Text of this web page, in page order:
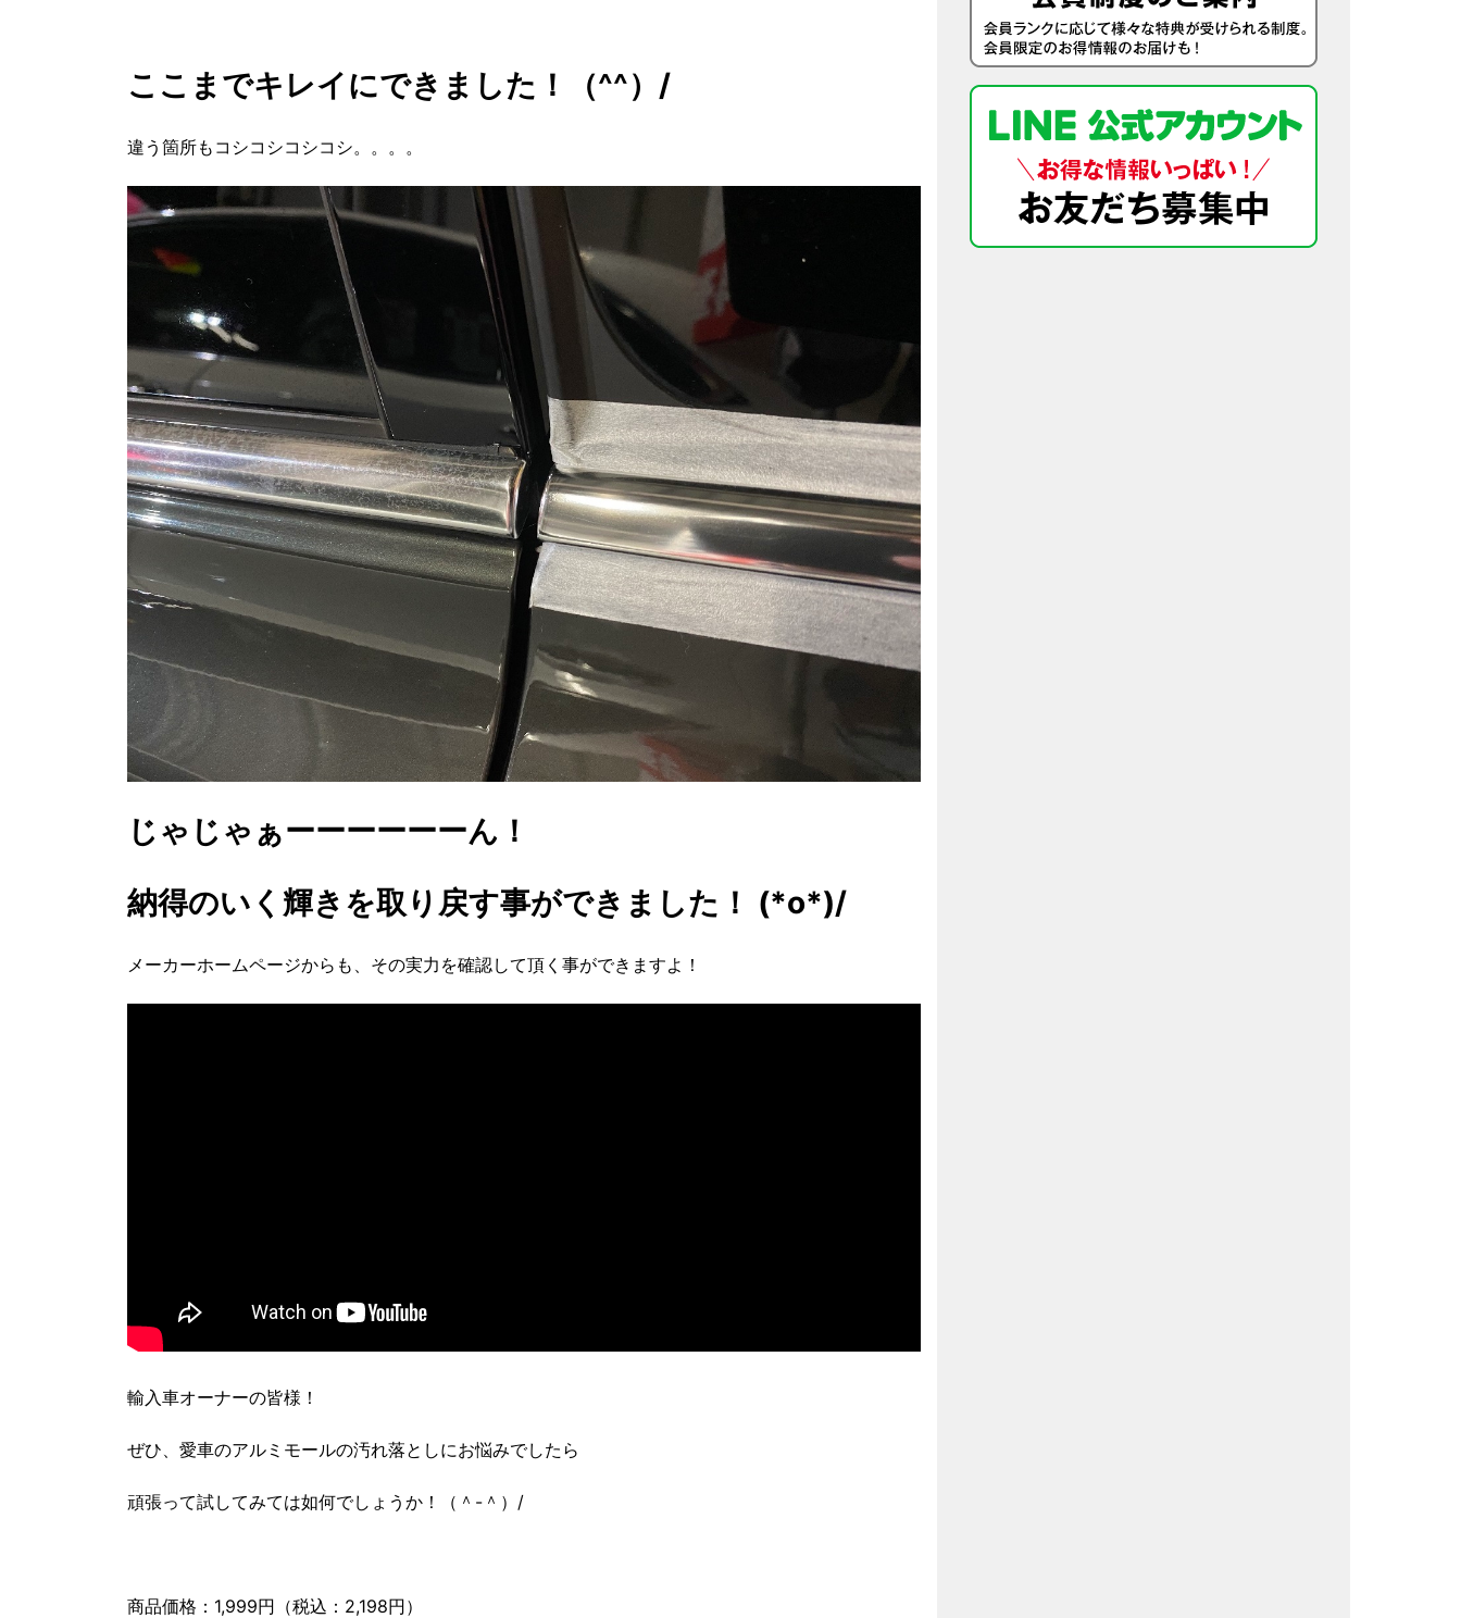
ここまでキレイにできました！（^^）/
違う箇所もコシコシコシコシ。。。。
じゃじゃぁーーーーーーん！
納得のいく輝きを取り戻す事ができました！ (*o*)/
メーカーホームページからも、その実力を確認して頂く事ができますよ！
輸入車オーナーの皆様！
ぜひ、愛車のアルミモールの汚れ落としにお悩みでしたら
頑張って試してみては如何でしょうか！（＾-＾）/
商品価格：1,999円（税込：2,198円）